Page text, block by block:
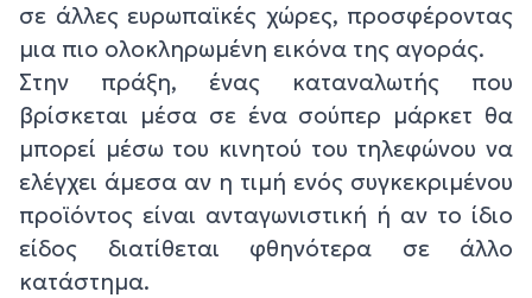
σε άλλες ευρωπαϊκές χώρες, προσφέροντας
μια πιο ολοκληρωμένη εικόνα της αγοράς.
Στην πράξη, ένας καταναλωτής που
βρίσκεται μέσα σε ένα σούπερ μάρκετ θα
μπορεί μέσω του κινητού του τηλεφώνου να
ελέγχει άμεσα αν η τιμή ενός συγκεκριμένου
προϊόντος είναι ανταγωνιστική ή αν το ίδιο
είδος διατίθεται φθηνότερα σε άλλο
κατάστημα.